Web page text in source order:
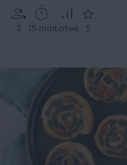
2 15 minŁatwe 5